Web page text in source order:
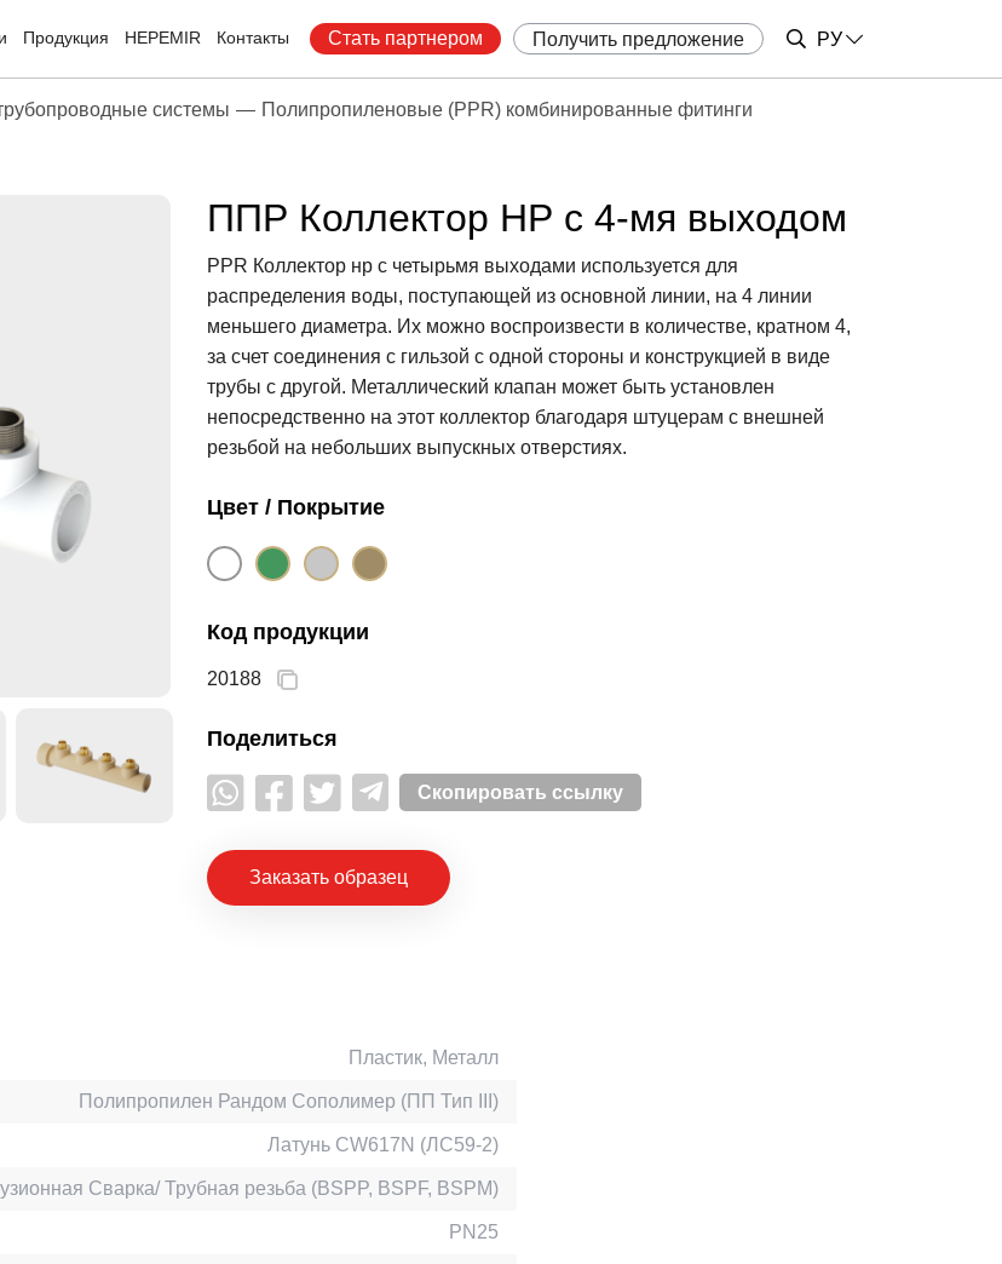
РУ
Стать партнером Получить предложение
Продукция HEPEMIR Контакты
системы
Полипропиленовые (PPR) комбинированные фитинги
ППР Коллектор НР с 4-мя выходом
PPR Коллектор нр с четырьмя выходами используется для
распределения воды, поступающей из основной линии, на 4 линии
меньшего диаметра. Их можно воспроизвести в количестве, кратном 4,
за счет соединения с гильзой с одной стороны и конструкцией в виде
трубы с другой. Металлический клапан может быть установлен
непосредственно на этот коллектор благодаря штуцерам с внешней
резьбой на небольших выпускных отверстиях.
Цвет / Покрытие
Код продукции
20188
Поделиться
Скопировать ссылку
Заказать образец
Пластик, Металл
Полипропилен Рандом Сополимер (ПП Тип III)
Латунь CW617N (ЛС59-2)
Сварка/ Трубная резьба (BSPP, BSPF, BSPM)
PN25